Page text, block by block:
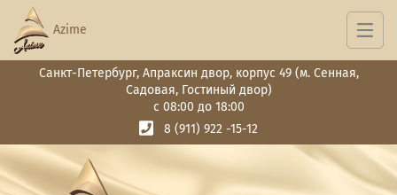
Санкт-Петербург, Апраксин двор, корпус 49 (м. Сенная,
Садовая, Гостиный двор)
с 08:00 до 18:00
8 (911) 922 -15-12
Azime